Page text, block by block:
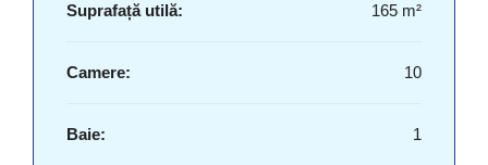
Suprafață utilă: 165 m²
Camere: 10
Baie: 1